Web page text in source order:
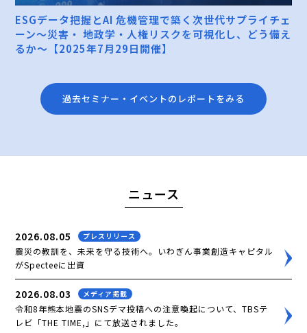
ESGデータ把握とAI 危機管理で築く次世代サプライチェ
ーン～災害・ 地政学・人権リスクを可視化し、どう備え
るか～【2025年7月29日開催】
過去セミナー・イベントのレポートをみる
ニュース
2026.08.05 プレスリリース
震災の教訓を、未来を守る技術へ。いわぎん事業創造キャピタル
がSpecteeに出資
2026.08.03 メディア掲載
令和8年熊本地震のSNSデマ投稿への注意喚起について、TBSテ
レビ「THE TIME,」にて放送されました。